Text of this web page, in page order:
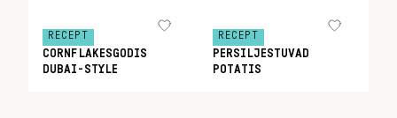
RECEPT
CORNFLAKESGODIS
DUBAI-STYLE
RECEPT
PERSILJESTUVAD
POTATIS